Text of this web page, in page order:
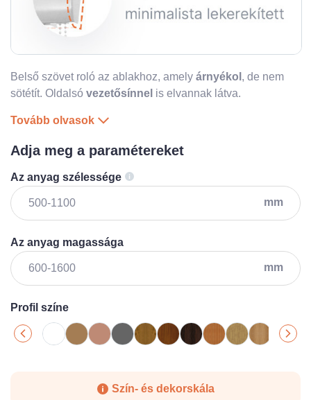
Belső szövet roló az ablakhoz, amely árnyékol , de nem
sötétít. Oldalsó vezetősínnel is elvannak látva.
Tovább olvasok
Adja meg a paramétereket
Az anyag szélessége
mm
Az anyag magassága
mm
Profil színe
Szín- és dekorskála